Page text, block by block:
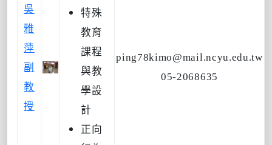
吳
雅
萍
副
教
授
特殊
教育
課程
與教
學設
計
正向
ping78kimo@mail.ncyu.edu.tw
05-2068635